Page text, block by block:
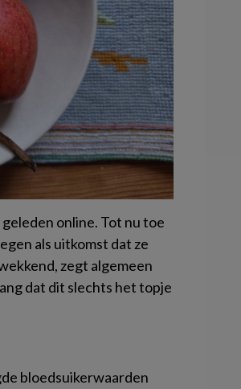
online. Tot nu toe
als uitkomst dat ze
zegt algemeen
dat dit slechts het topje
bloedsuikerwaarden